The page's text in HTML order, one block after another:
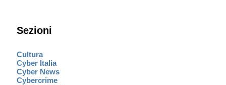
Sezioni
Cultura
Cyber Italia
Cyber News
Cybercrime